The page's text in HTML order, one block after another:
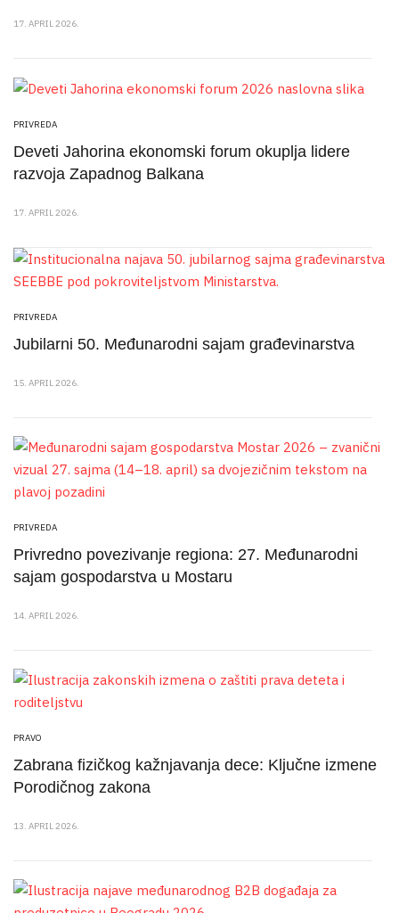
17. APRIL 2026.
PRIVREDA
Deveti Jahorina ekonomski forum okuplja lidere
razvoja Zapadnog Balkana
17. APRIL 2026.
PRIVREDA
Jubilarni 50. Međunarodni sajam građevinarstva
15. APRIL 2026.
PRIVREDA
Privredno povezivanje regiona: 27. Međunarodni
sajam gospodarstva u Mostaru
14. APRIL 2026.
PRAVO
Zabrana fizičkog kažnjavanja dece: Ključne izmene
Porodičnog zakona
13. APRIL 2026.